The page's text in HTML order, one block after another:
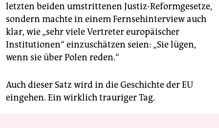
letzten beiden umstrittenen Justiz-Reformgesetze,
sondern machte in einem Fernsehinterview auch
klar, wie „sehr viele Vertreter europäischer
Institutionen“ einzuschätzen seien: „Sie lügen,
wenn sie über Polen reden.“
Auch dieser Satz wird in die Geschichte der EU
eingehen. Ein wirklich trauriger Tag.